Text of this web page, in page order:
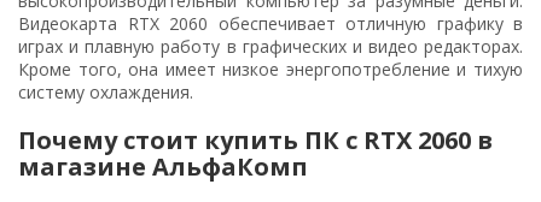
Видеокарта RTX 2060 обеспечивает отличную графику в
играх и плавную работу в графических и видео редакторах.
Кроме того, она имеет низкое энергопотребление и тихую
систему охлаждения.
Почему стоит купить ПК с RTX 2060 в
магазине АльфаКомп